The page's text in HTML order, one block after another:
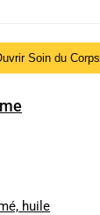
Soin du Corps
huile